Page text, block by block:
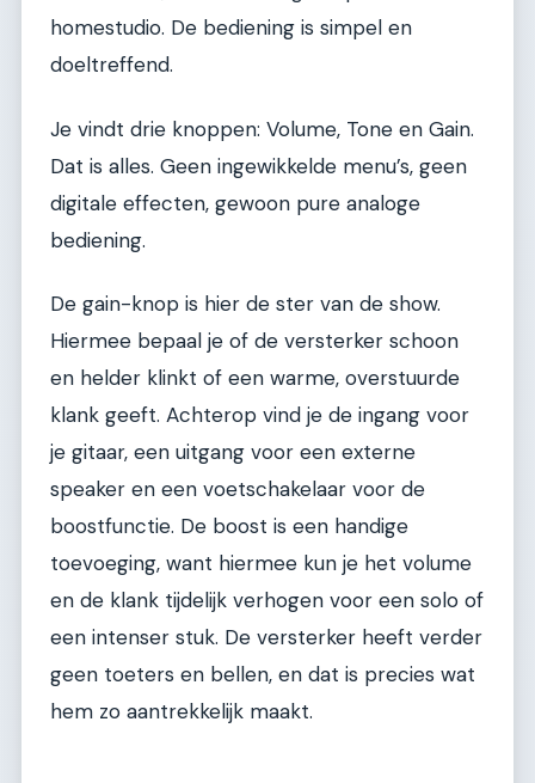
homestudio. De bediening is simpel en
doeltreffend.
Je vindt drie knoppen: Volume, Tone en Gain.
Dat is alles. Geen ingewikkelde menu’s, geen
digitale effecten, gewoon pure analoge
bediening.
De gain-knop is hier de ster van de show.
Hiermee bepaal je of de versterker schoon
en helder klinkt of een warme, overstuurde
klank geeft. Achterop vind je de ingang voor
je gitaar, een uitgang voor een externe
speaker en een voetschakelaar voor de
boostfunctie. De boost is een handige
toevoeging, want hiermee kun je het volume
en de klank tijdelijk verhogen voor een solo of
een intenser stuk. De versterker heeft verder
geen toeters en bellen, en dat is precies wat
hem zo aantrekkelijk maakt.